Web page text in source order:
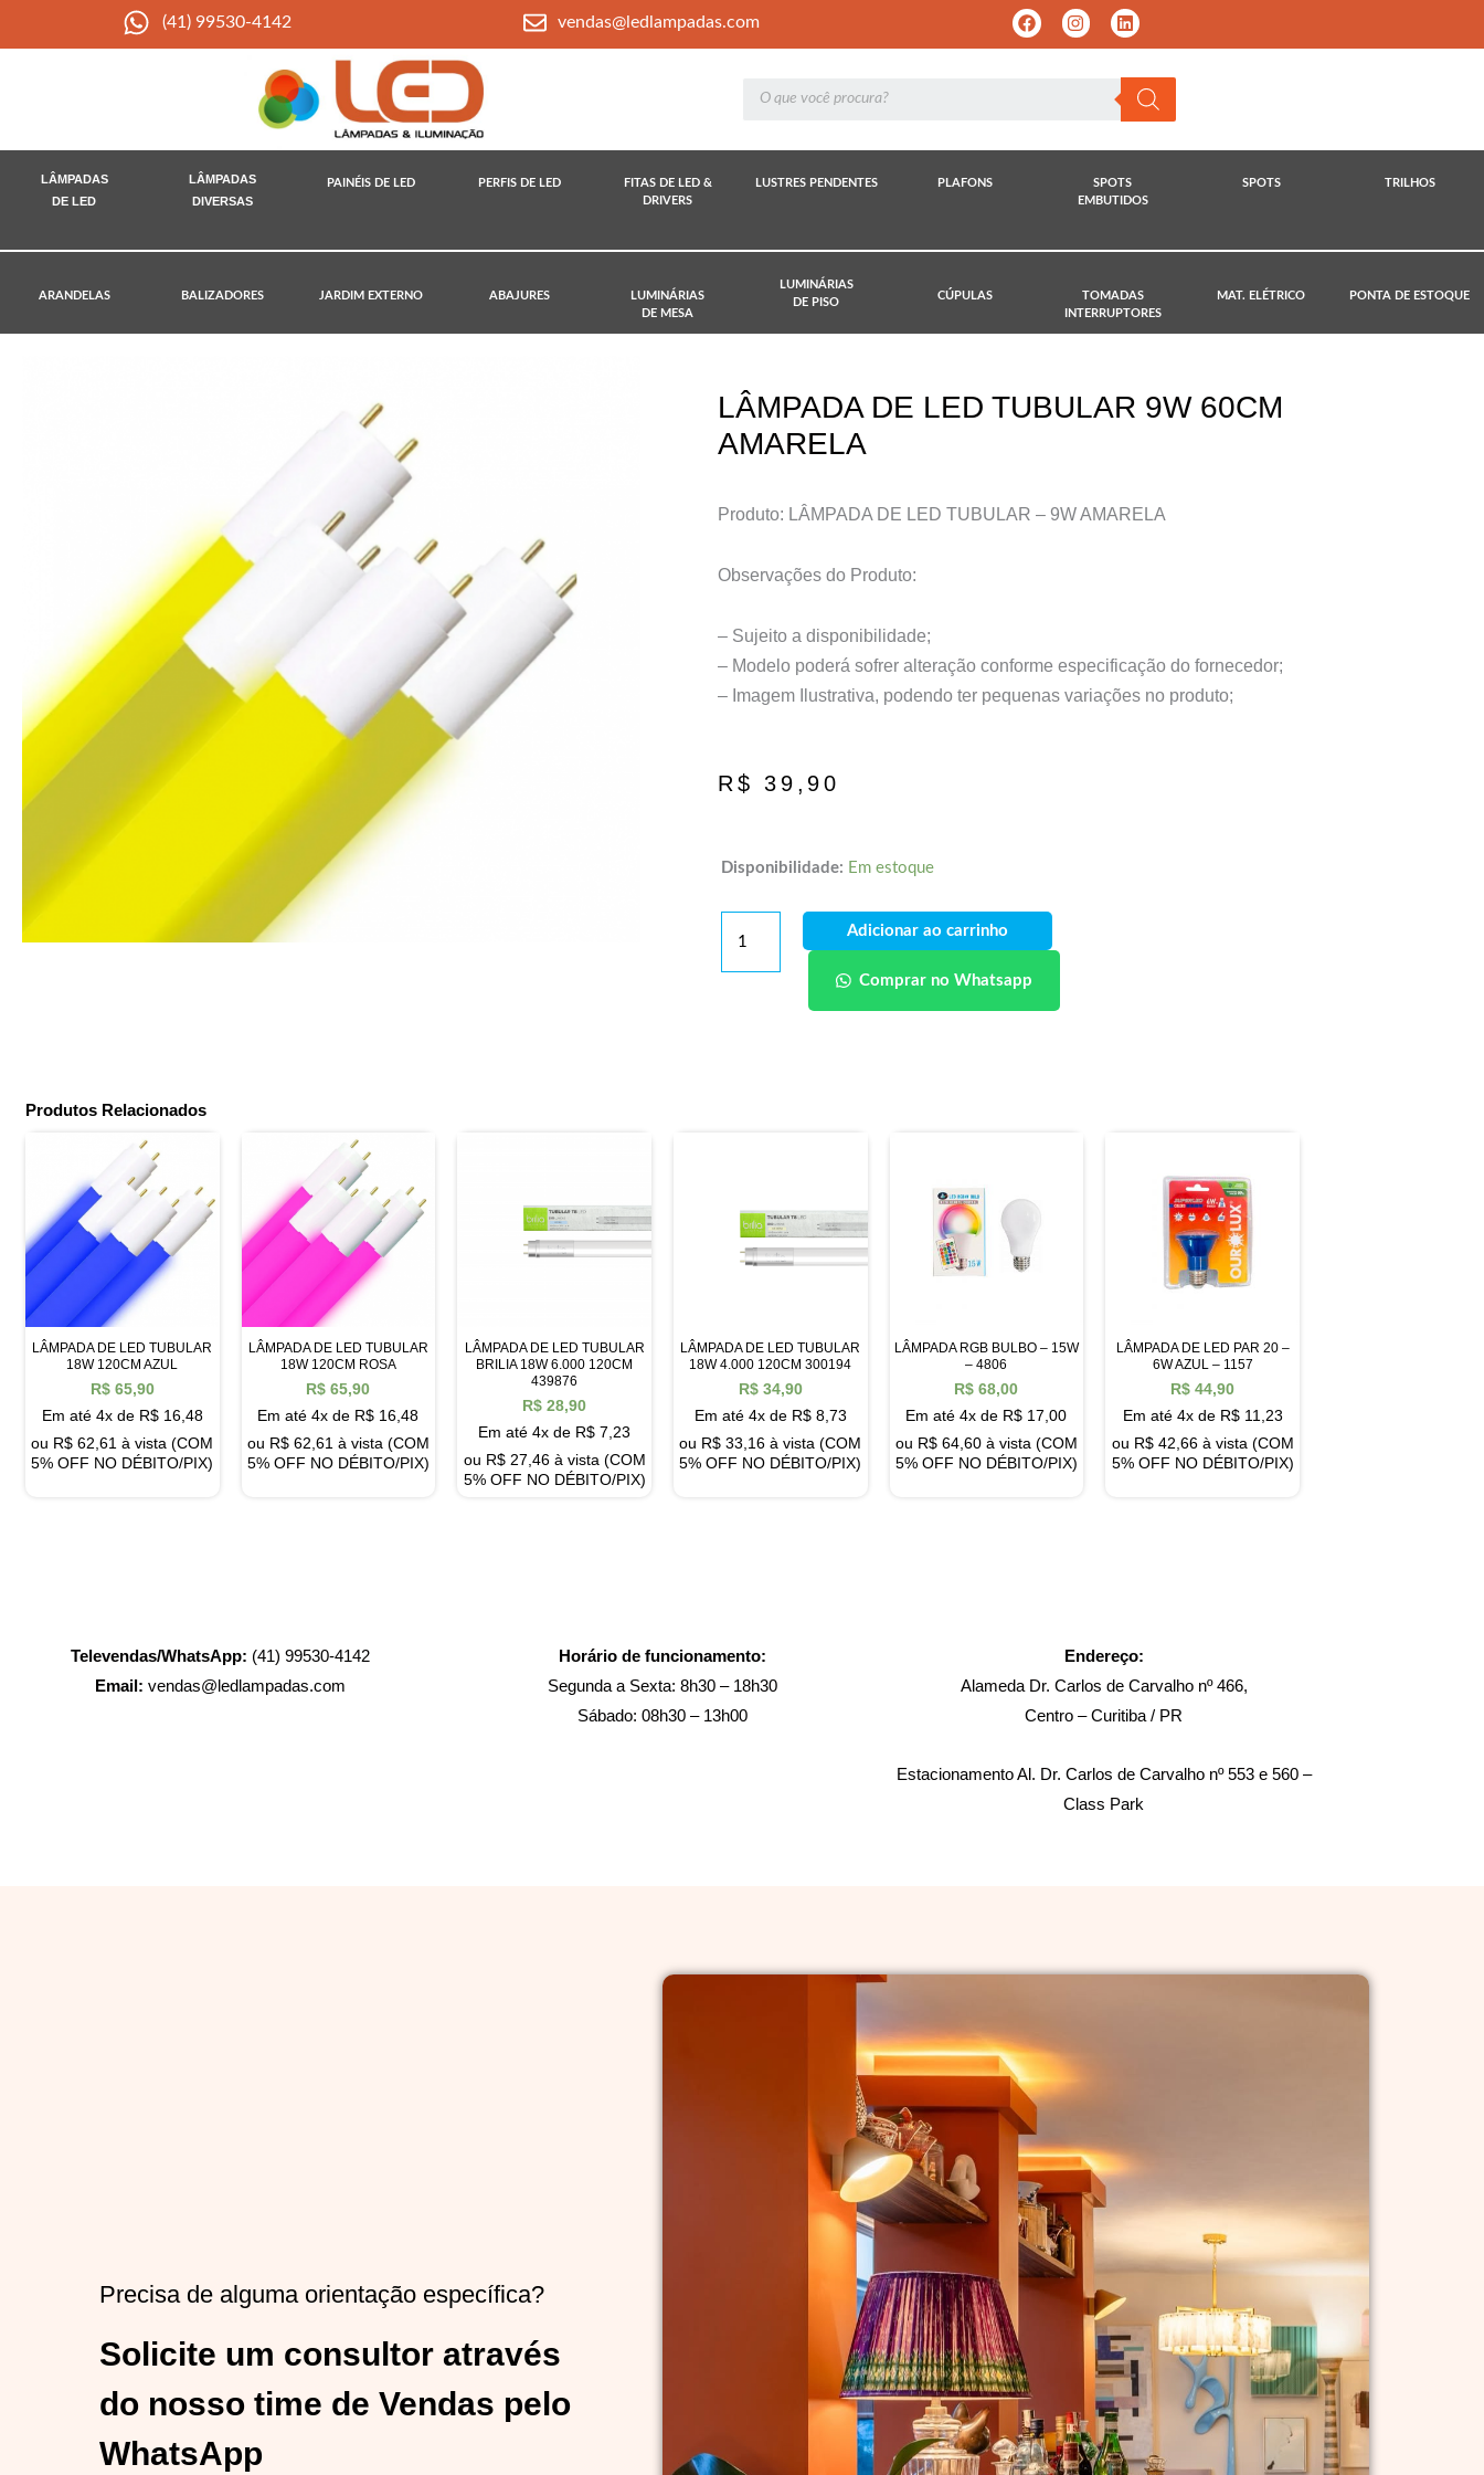
(41) 99530-4142 vendas@ledlampadas.com
LÂMPADAS
DE LED
LÂMPADAS
DIVERSAS
PAINÉIS DE LED PERFIS DE LED
FITAS DE LED &
DRIVERS
LUSTRES PENDENTES PLAFONS
SPOTS
EMBUTIDOS
SPOTS TRILHOS
ARANDELAS BALIZADORES JARDIM EXTERNO ABAJURES
LUMINÁRIAS
DE MESA
LUMINÁRIAS
DE PISO
CÚPULAS
TOMADAS
INTERRUPTORES
MAT. ELÉTRICO PONTA DE ESTOQUE
LÂMPADA DE LED TUBULAR 9W 60CM
AMARELA
Produto: LÂMPADA DE LED TUBULAR – 9W AMARELA
Observações do Produto:
– Sujeito a disponibilidade;
– Modelo poderá sofrer alteração conforme especificação do fornecedor;
– Imagem Ilustrativa, podendo ter pequenas variações no produto;
R$ 39,90
Disponibilidade: Em estoque
Adicionar ao carrinho
Comprar no Whatsapp
Produtos Relacionados
LÂMPADA DE LED TUBULAR
18W 120CM AZUL
R$65,90
Em até 4x de R$16,48
ou R$ 62,61 à vista (COM
5% OFF NO DÉBITO/PIX)
LÂMPADA DE LED TUBULAR
18W 120CM ROSA
R$ 65,90
Em até 4x de R$ 16,48
ou R$62,61 à vista (COM
5% OFF NO DÉBITO/PIX)
LÂMPADA DE LED TUBULAR
BRILIA 18W 6.000 120CM
439876
R$ 28,90
Em até 4x de R$ 7,23
ou R$27,46 à vista (COM
5% OFF NO DÉBITO/PIX)
LÂMPADA DE LED TUBULAR
18W 4.000 120CM 300194
R$34,90
Em até 4x de R$8,73
ou R$ 33,16 à vista (COM
5% OFF NO DÉBITO/PIX)
LÂMPADA RGB BULBO – 15W
– 4806
R$ 68,00
Em até 4x de R$ 17,00
ou R$64,60 à vista (COM
5% OFF NO DÉBITO/PIX)
LÂMPADA DE LED PAR 20 –
6W AZUL – 1157
R$ 44,90
Em até 4x de R$11,23
ou R$42,66 à vista (COM
5% OFF NO DÉBITO/PIX)
Televendas/WhatsApp: (41) 99530-4142
Email: vendas@ledlampadas.com
Horário de funcionamento:
Segunda a Sexta: 8h30 – 18h30
Sábado: 08h30 – 13h00
Endereço:
Alameda Dr. Carlos de Carvalho nº 466,
Centro – Curitiba / PR
Estacionamento Al. Dr. Carlos de Carvalho nº 553 e 560 –
Class Park
Precisa de alguma orientação específica?
Solicite um consultor através
do nosso time de Vendas pelo
WhatsApp